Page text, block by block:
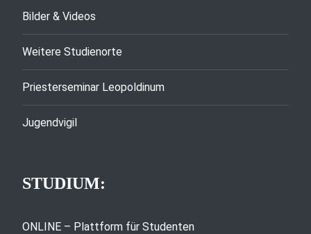
Bilder & Videos
Weitere Studienorte
Priesterseminar Leopoldinum
Jugendvigil
STUDIUM:
ONLINE – Plattform für Studenten